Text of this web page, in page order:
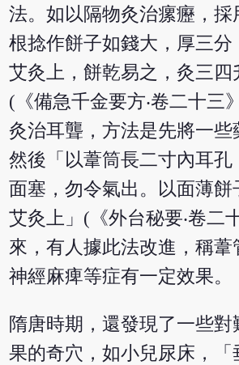
法。如以隔物灸治瘰癧，採
根捻作餅子如錢大，厚三分
艾灸上，餅乾易之，灸三四
(《備急千金要方‧卷二十三
灸治耳聾，方法是先將一些
然後「以葦筒長二寸內耳孔
面塞，勿令氣出。以面薄餅
艾灸上」(《外台秘要‧卷二
來，有人據此法改進，稱葦
神經麻痺等症有一定效果。
隋唐時期，還發現了一些
果的奇穴，如小兒尿床，「